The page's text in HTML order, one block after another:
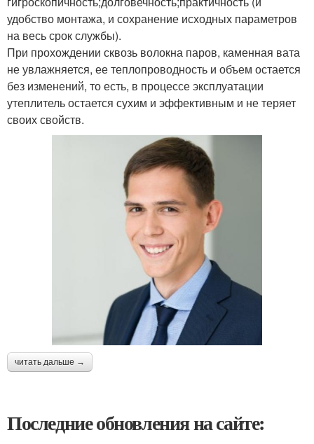
удобство монтажа, и сохранение исходных параметров
на весь срок службы).
При прохождении сквозь волокна паров, каменная вата
не увлажняется, ее теплопроводность и объем остается
без изменений, то есть, в процессе эксплуатации
утеплитель остается сухим и эффективным и не теряет
своих свойств.
читать дальше →
Последние обновления на сайте: